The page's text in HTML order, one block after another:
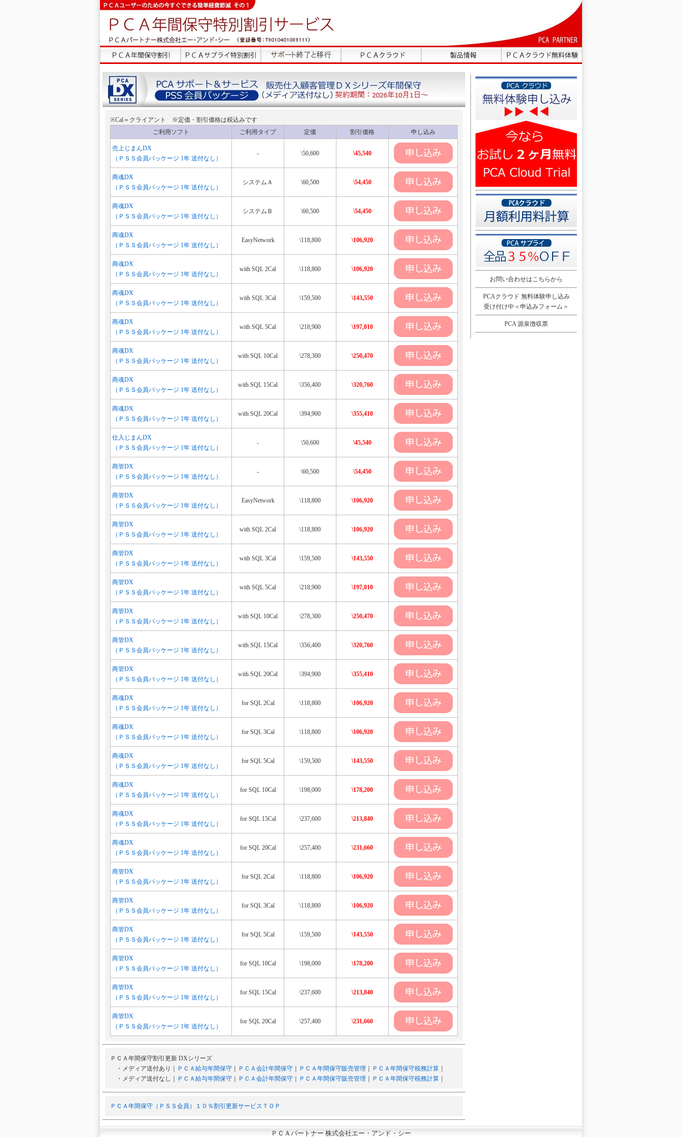
お問い合わせはこちらから
PCAクラウド 無料体験申し込み
受け付け中＜申込みフォーム＞
PCA 源泉徴収票
※Cal＝クライアント ※定価・割引価格は税込みです
ご利用ソフト
ご利用タイプ 定価 割引価格 申し込み
売上じまんDX
（ＰＳＳ会員パッケージ 1年 送付なし）
- \50,600 \45,540
商魂DX
（ＰＳＳ会員パッケージ 1年 送付なし）
システムＡ \60,500 \54,450
商魂DX
（ＰＳＳ会員パッケージ 1年 送付なし）
システムＢ \60,500 \54,450
商魂DX
（ＰＳＳ会員パッケージ 1年 送付なし）
EasyNetwork \118,800 \106,920
商魂DX
（ＰＳＳ会員パッケージ 1年 送付なし）
with SQL 2Cal \118,800 \106,920
商魂DX
（ＰＳＳ会員パッケージ 1年 送付なし）
with SQL 3Cal \159,500 \143,550
商魂DX
（ＰＳＳ会員パッケージ 1年 送付なし）
with SQL 5Cal \218,900 \197,010
商魂DX
（ＰＳＳ会員パッケージ 1年 送付なし）
with SQL 10Cal \278,300 \250,470
商魂DX
（ＰＳＳ会員パッケージ 1年 送付なし）
with SQL 15Cal \356,400 \320,760
商魂DX
（ＰＳＳ会員パッケージ 1年 送付なし）
with SQL 20Cal \394,900 \355,410
仕入じまんDX
（ＰＳＳ会員パッケージ 1年 送付なし）
- \50,600 \45,540
商管DX
（ＰＳＳ会員パッケージ 1年 送付なし）
- \60,500 \54,450
商管DX
（ＰＳＳ会員パッケージ 1年 送付なし）
EasyNetwork \118,800 \106,920
商管DX
（ＰＳＳ会員パッケージ 1年 送付なし）
with SQL 2Cal \118,800 \106,920
商管DX
（ＰＳＳ会員パッケージ 1年 送付なし）
with SQL 3Cal \159,500 \143,550
商管DX
（ＰＳＳ会員パッケージ 1年 送付なし）
with SQL 5Cal \218,900 \197,010
商管DX
（ＰＳＳ会員パッケージ 1年 送付なし）
with SQL 10Cal \278,300 \250,470
商管DX
（ＰＳＳ会員パッケージ 1年 送付なし）
with SQL 15Cal \356,400 \320,760
商管DX
（ＰＳＳ会員パッケージ 1年 送付なし）
with SQL 20Cal \394,900 \355,410
商魂DX
（ＰＳＳ会員パッケージ 1年 送付なし）
for SQL 2Cal \118,800 \106,920
商魂DX
（ＰＳＳ会員パッケージ 1年 送付なし）
for SQL 3Cal \118,800 \106,920
商魂DX
（ＰＳＳ会員パッケージ 1年 送付なし）
for SQL 5Cal \159,500 \143,550
商魂DX
（ＰＳＳ会員パッケージ 1年 送付なし）
for SQL 10Cal \198,000 \178,200
商魂DX
（ＰＳＳ会員パッケージ 1年 送付なし）
for SQL 15Cal \237,600 \213,840
商魂DX
（ＰＳＳ会員パッケージ 1年 送付なし）
for SQL 20Cal \257,400 \231,660
商管DX
（ＰＳＳ会員パッケージ 1年 送付なし）
for SQL 2Cal \118,800 \106,920
商管DX
（ＰＳＳ会員パッケージ 1年 送付なし）
for SQL 3Cal \118,800 \106,920
商管DX
（ＰＳＳ会員パッケージ 1年 送付なし）
for SQL 5Cal \159,500 \143,550
商管DX
（ＰＳＳ会員パッケージ 1年 送付なし）
for SQL 10Cal \198,000 \178,200
商管DX
（ＰＳＳ会員パッケージ 1年 送付なし）
for SQL 15Cal \237,600 \213,840
商管DX
（ＰＳＳ会員パッケージ 1年 送付なし）
for SQL 20Cal \257,400 \231,660
ＰＣＡ年間保守割引更新 DXシリーズ
・メディア送付あり｜
ＰＣＡ給与年間保守 ＰＣＡ会計年間保守 ＰＣＡ年間保守販売管理 ＰＣＡ年間保守税務計算
・メディア送付なし｜
ＰＣＡ給与年間保守 ＰＣＡ会計年間保守 ＰＣＡ年間保守販売管理 ＰＣＡ年間保守税務計算
ＰＣＡ年間保守（ＰＳＳ会員）１０％割引更新サービスＴＯＰ
ＰＣＡパートナー 株式会社エー・アンド・シー